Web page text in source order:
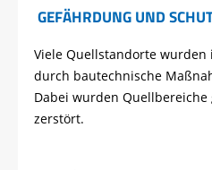
GEFÄHRDUNG UND
Viele Quellstandorte wurden
durch bautechnische
Dabei wurden
zerstört.